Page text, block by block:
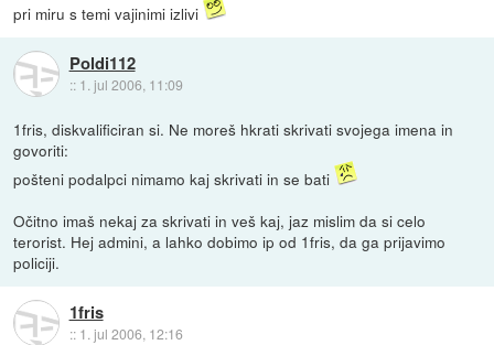
pri miru s temi vajinimi izlivi
Poldi112
:: 1. jul 2006, 11:09
1fris, diskvalificiran si. Ne moreš hkrati skrivati svojega imena in
govoriti:
pošteni podalpci nimamo kaj skrivati in se bati
Očitno imaš nekaj za skrivati in veš kaj, jaz mislim da si celo
terorist. Hej admini, a lahko dobimo ip od 1fris, da ga prijavimo
policiji.
1fris
:: 1. jul 2006, 12:16